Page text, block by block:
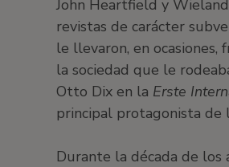
John Heartfield y
revistas de carácter
le llevaron, en
la sociedad que le
Otto Dix en la Erste
principal protagonista de
Durante la década de